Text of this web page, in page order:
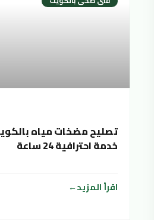
خدمة احترافية 24 ساعة
اقرأ المزيد